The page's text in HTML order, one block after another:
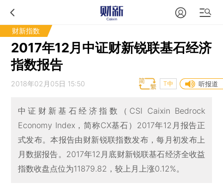
财新指数
2017年12月中证财新锐联基石经济
指数报告
2018年02月05日 15:50 听报道
T中
中证财新基石经济指数（CSI Caixin Bedrock
Economy Index，简称CX基石）2017年12月报告正
式发布。本报告由财新锐联指数发布，每月初发布上
月数据报告。2017年12月底财新锐联基石经济全收益
指数收盘点位为11879.82，较上月上涨0.12%。